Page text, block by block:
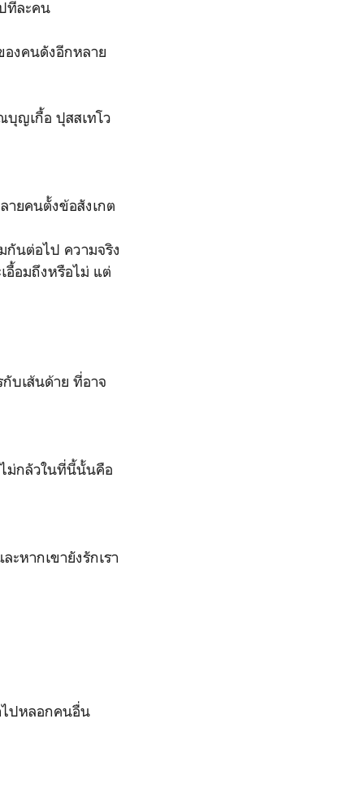
ทีละคน
งคนดังอีกหลาย
ญเกื้อ ปุสสเทโว
ยคนตั้งข้อสังเกต
นต่อไป ความจริง
อื้อมถึงหรือไม่ แต่
บเส้นด้าย ที่อาจ
ม่กลัวในที่นี้นั้นคือ
หากเขายังรักเรา
ปหลอกคนอื่น